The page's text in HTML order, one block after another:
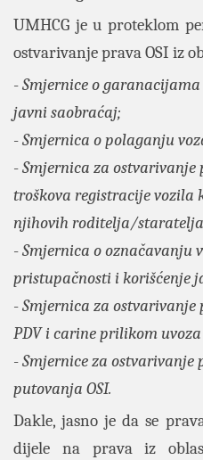
UMHCG je u proteklom
ostvarivanje prava OSI iz
-Smjernice o
javni saobraćaj;
-Smjernica o polaganju
-Smjernica za ostvarivanje
troškova registracije vozila
njihovih roditelja/staratelja
-Smjernica o označavanju
pristupačnosti i korišćenje
-Smjernica za
PDV i carine prilikom uvoza
-Smjernice za ostvarivanje
putovanja OSI.
Dakle, jasno je da se
dijele na prava iz